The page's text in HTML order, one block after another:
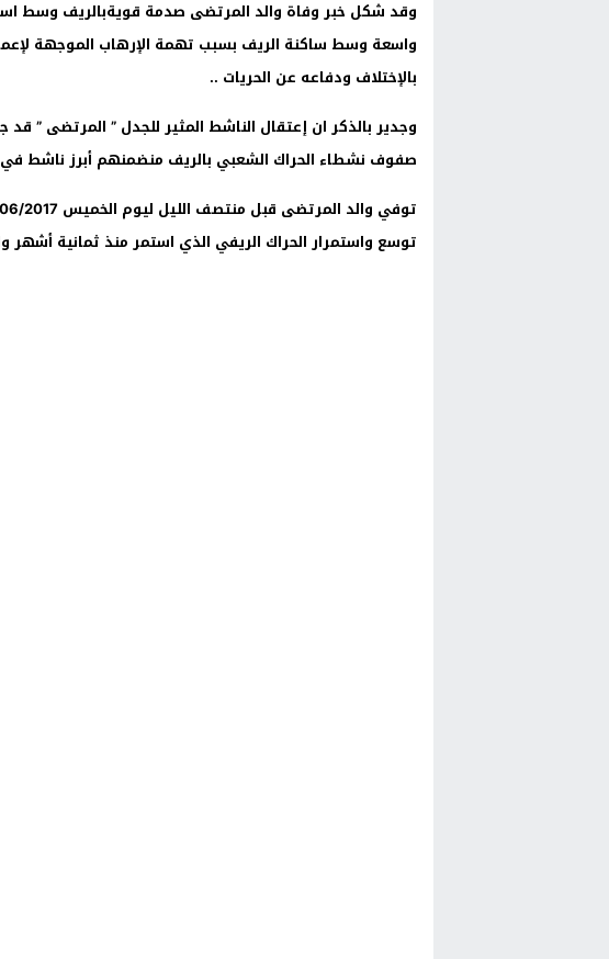
وقد شكل خبر وفاة والد المرتضى صدمة قويةبالريف وسط
واسعة وسط ساكنة الريف بسبب تهمة الإرهاب الموجهة
بالإختلاف ودفاعه عن الحريات ..
وجدير بالذكر ان إعتقال الناشط المثير للجدل ” المرتضى ”
صفوف نشطاء الحراك الشعبي بالريف منضمنهم أبرز ناشط في
توسع واستمرار الحراك الريفي الذي استمر منذ ثمانية أشهر